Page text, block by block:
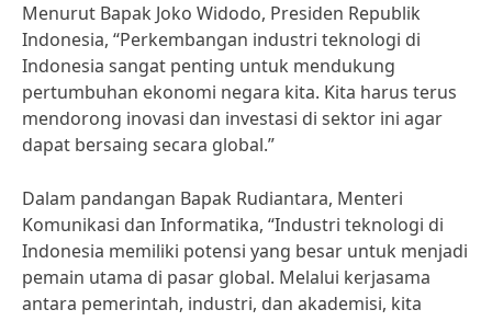
Menurut Bapak Joko Widodo, Presiden Republik
Indonesia, “Perkembangan industri teknologi di
Indonesia sangat penting untuk mendukung
pertumbuhan ekonomi negara kita. Kita harus terus
mendorong inovasi dan investasi di sektor ini agar
dapat bersaing secara global.”
Dalam pandangan Bapak Rudiantara, Menteri
Komunikasi dan Informatika, “Industri teknologi di
Indonesia memiliki potensi yang besar untuk menjadi
pemain utama di pasar global. Melalui kerjasama
antara pemerintah, industri, dan akademisi, kita